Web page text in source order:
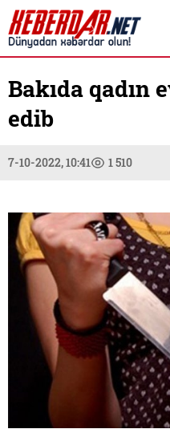
Bakıda qadın
edib
7-10-2022, 10:41 1 510